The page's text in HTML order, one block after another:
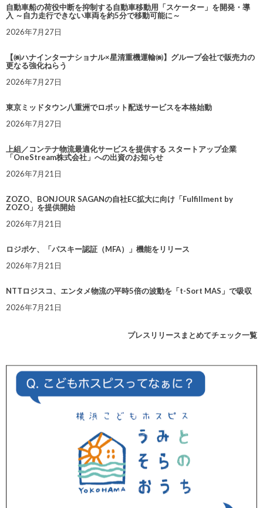
自動車船の荷役中断を抑制する自動車移動用「スケーター」を開発・導
入 ～自力走行できない車両を約5分で移動可能に～
2026年7月27日
【㈱ハナインターナショナル×星清重機運輸㈱】グループ会社で販売力の
更なる強化ねらう
2026年7月27日
東京ミッドタウン八重洲でロボット配送サービスを本格始動
2026年7月27日
上組／コンテナ物流最適化サービスを提供する スタートアップ企業
「OneStream株式会社」への出資のお知らせ
2026年7月21日
ZOZO、BONJOUR SAGANの自社EC拡大に向け「Fulfillment by
ZOZO」を提供開始
2026年7月21日
ロジポケ、「パスキー認証（MFA）」機能をリリース
2026年7月21日
NTTロジスコ、エンタメ物流の平時5倍の波動を「t-Sort MAS」で吸収
2026年7月21日
プレスリリースまとめてチェック一覧